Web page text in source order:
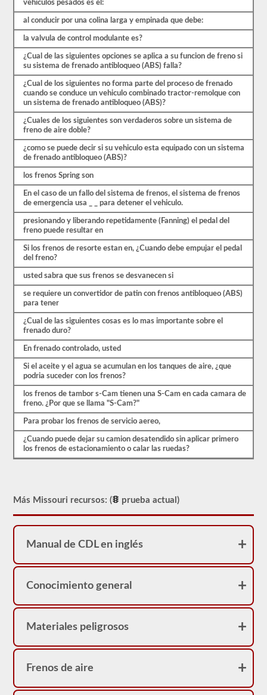
más.
Hay
un
total
examen
frenos
aire,
debe
obtener
80%
(20
25)
para
aprobar
el
examen.
Estas
preguntas
basan
manual
del
conductor
2026
Missouri
CDL.
examen
de
frenos
de
aire
diferente
pruebas
aprobación,
en
sirve
una
licencia.
Puede
obtener
CDL
sin
prueba
frenos
vehiculos pesados es el:
al conducir por una colina larga y empinada que debe:
la valvula de control modulante es?
¿Cual de las siguientes opciones se aplica a su funcion de freno si
su sistema de frenado antibloqueo (ABS) falla?
¿Cual de los siguientes no forma parte del proceso de frenado
cuando se conduce un vehiculo combinado tractor-remolque con
un sistema de frenado antibloqueo (ABS)?
¿Cuales de los siguientes son verdaderos sobre un sistema de
freno de aire doble?
¿como se puede decir si su vehiculo esta equipado con un sistema
de frenado antibloqueo (ABS)?
los frenos Spring son
En el caso de un fallo del sistema de frenos, el sistema de frenos
de emergencia usa _ _ para detener el vehiculo.
presionando y liberando repetidamente (Fanning) el pedal del
freno puede resultar en
Si los frenos de resorte estan en, ¿Cuando debe empujar el pedal
del freno?
usted sabra que sus frenos se desvanecen si
se requiere un convertidor de patin con frenos antibloqueo (ABS)
para tener
¿Cual de las siguientes cosas es lo mas importante sobre el
frenado duro?
En frenado controlado, usted
Si el aceite y el agua se acumulan en los tanques de aire, ¿que
podria suceder con los frenos?
los frenos de tambor s-Cam tienen una S-Cam en cada camara de
freno. ¿Por que se llama "S-Cam?"
Para probar los frenos de servicio aereo,
¿Cuando puede dejar su camion desatendido sin aplicar primero
los frenos de estacionamiento o calar las ruedas?
Más Missouri recursos: ( prueba actual)
Manual de CDL en inglés
Conocimiento general
Materiales peligrosos
Frenos de aire